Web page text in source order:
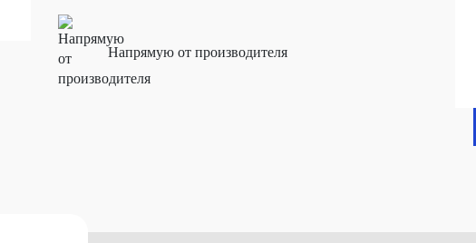
комплектующих
Напрямую от производителя